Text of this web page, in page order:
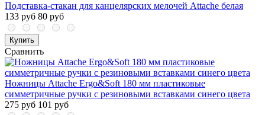
Подставка-стакан для канцелярских мелочей Attache белая
133 руб 80 руб
Купить
Сравнить
Ножницы Attache Ergo&Soft 180 мм пластиковые
симметричные ручки с резиновыми вставками синего цвета
275 руб 101 руб